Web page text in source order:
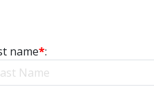
name*: